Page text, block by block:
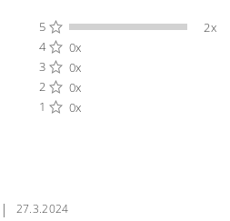
5
2x
4
0x
3
0x
2
0x
1
0x
|
27.3.2024